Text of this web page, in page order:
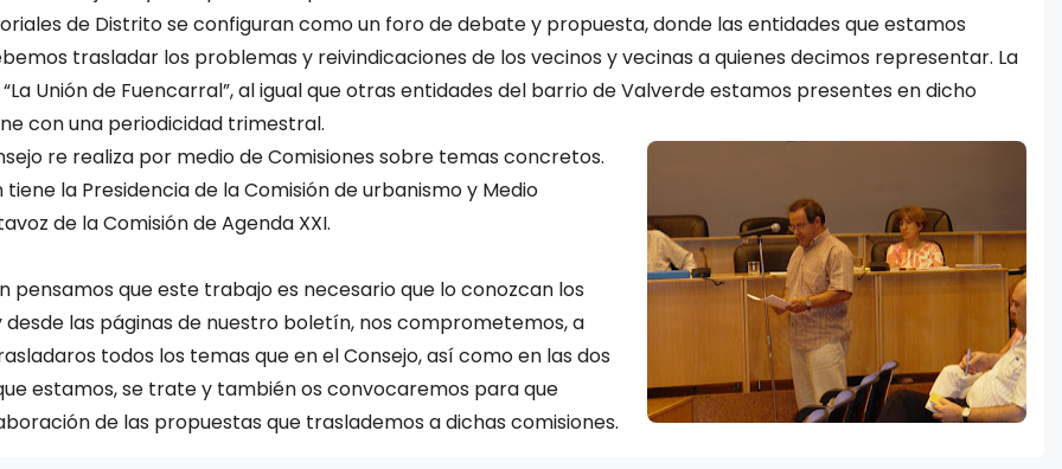
de Distrito se configuran como un foro de debate y propuesta, donde las entidades que estamos
trasladar los problemas y reivindicaciones de los vecinos y vecinas a quienes decimos representar. La
Unión de Fuencarral”, al igual que otras entidades del barrio de Valverde estamos presentes en dicho
con una periodicidad trimestral.
re realiza por medio de Comisiones sobre temas concretos.
la Presidencia de la Comisión de urbanismo y Medio
de la Comisión de Agenda XXI.
pensamos que este trabajo es necesario que lo conozcan los
desde las páginas de nuestro boletín, nos comprometemos, a
todos los temas que en el Consejo, así como en las dos
estamos, se trate y también os convocaremos para que
de las propuestas que traslademos a dichas comisiones.